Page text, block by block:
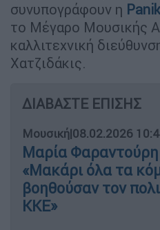
συνυπογράφουν η
το Μέγαρο Μουσικής
καλλιτεχνική
Χατζιδάκις.
ΔΙΑΒΑΣΤΕ ΕΠΙΣΗΣ
Μουσική|08.02.2026
Μαρία
«Μακάρι όλα τα
βοηθούσαν τον
ΚΚΕ»